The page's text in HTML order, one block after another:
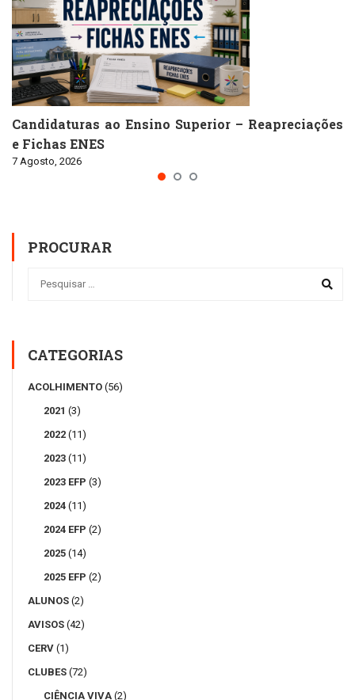
Candidaturas ao Ensino Superior – Reapreciações
e Fichas ENES
7 Agosto, 2026
PROCURAR
CATEGORIAS
ACOLHIMENTO (56)
2021 (3)
2022 (11)
2023 (11)
2023 EFP (3)
2024 (11)
2024 EFP (2)
2025 (14)
2025 EFP (2)
ALUNOS (2)
AVISOS (42)
CERV (1)
CLUBES (72)
CIÊNCIA VIVA (2)